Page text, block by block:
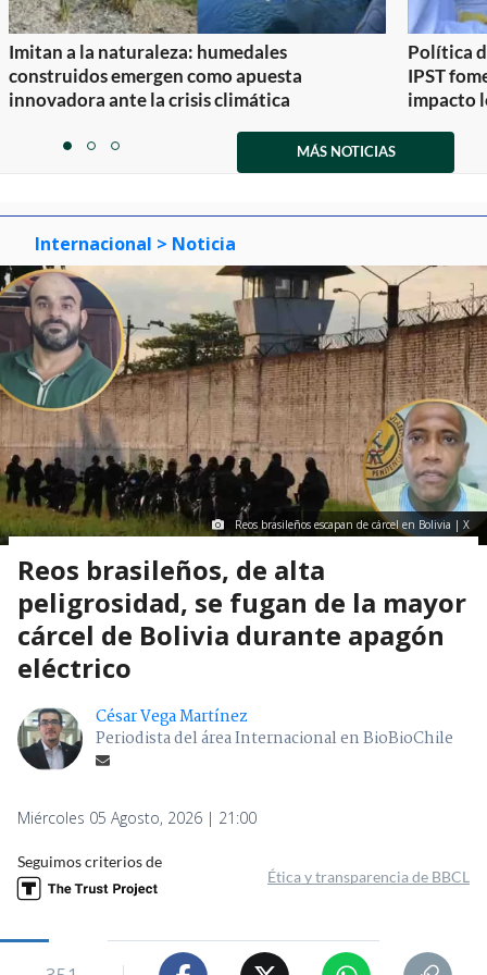
Imitan a la naturaleza: humedales
construidos emergen como apuesta
innovadora ante la crisis climática
Política
IPST
impacto
itemitemitem
MÁS NOTICIAS
Internacional > Noticia
Reos brasileños escapan de cárcel en Bolivia | X
Reos brasileños, de alta
peligrosidad, se fugan de la mayor
cárcel de Bolivia durante apagón
eléctrico
César Vega Martínez
Periodista del área Internacional en BioBioChile
Miércoles 05 Agosto, 2026 | 21:00
Seguimos criterios de
Ética y transparencia de BBCL